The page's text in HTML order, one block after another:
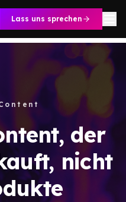
Lass uns sprechen
der
nicht